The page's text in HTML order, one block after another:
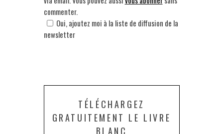
commenter.
Oui, ajoutez moi à la liste de diffusion de la
newsletter
TÉLÉCHARGEZ
GRATUITEMENT LE LIVRE
BLANC